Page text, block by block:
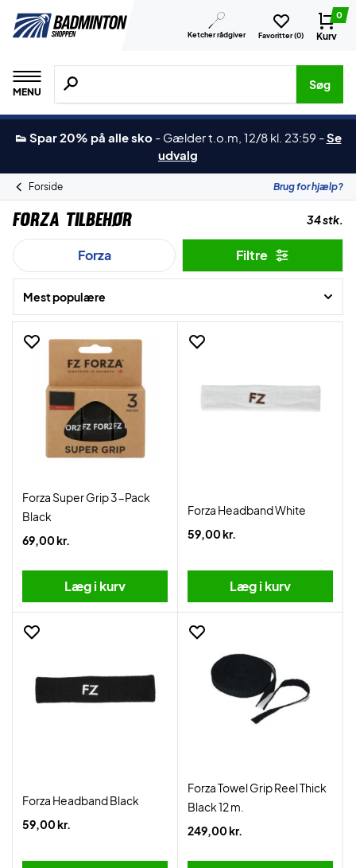
Ketcher rådgiver Favoritter (0)
0
Kurv
MENU
Søg efter produkter, mærker etc.
Søg
👟 Spar 20% på alle sko - Gælder t.o.m, 12/8 kl. 23:59 -Se
udvalg
Forside Brug for hjælp?
Forza Tilbehør 34 stk.
Forza Filtre
Mest populære
Forza Super Grip 3-Pack
Black
69,00 kr.
Læg i kurv
Forza Headband White
59,00 kr.
Læg i kurv
Forza Headband Black
59,00 kr.
Forza Towel Grip Reel Thick
Black 12 m.
249,00 kr.